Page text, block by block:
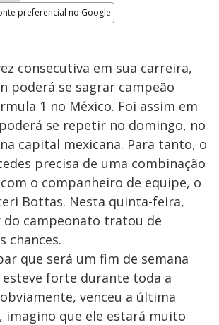
preferencial no Google
consecutiva em sua carreira,
poderá se sagrar campeão
1 no México. Foi assim em
poderá se repetir no domingo, no
capital mexicana. Para tanto, o
precisa de uma combinação
o companheiro de equipe, o
Bottas. Nesta quinta-feira,
do campeonato tratou de
chances.
que será um fim de semana
forte durante toda a
venceu a última
imagino que ele estará muito